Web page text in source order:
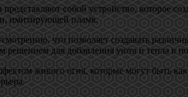
собой устройство, которое
имитирующей пламя.
что позволяет создавать
решением для добавления уюта и тепла в
живого огня, которые могут быть